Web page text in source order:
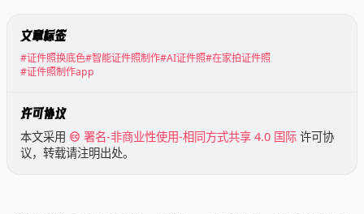
文章标签
#证件照换底色#智能证件照制作#AI证件照#在家拍证件照
#证件照制作app
许可协议
本文采用 署名-非商业性使用-相同方式共享 4.0 国际 许可协
议，转载请注明出处。